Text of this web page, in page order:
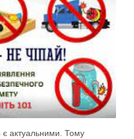
є актуальними. Тому